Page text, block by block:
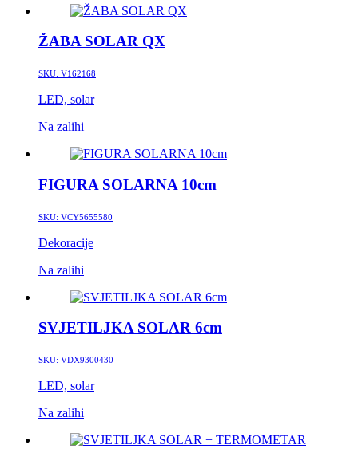
ŽABA SOLAR QX
SKU: V162168
LED, solar
Na zalihi
FIGURA SOLARNA 10cm
SKU: VCY5655580
Dekoracije
Na zalihi
SVJETILJKA SOLAR 6cm
SKU: VDX9300430
LED, solar
Na zalihi